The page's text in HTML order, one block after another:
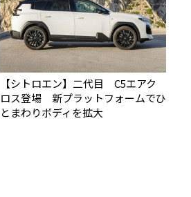
【シトロエン】二代目 C5エアク
ロス登場 新プラットフォームでひ
とまわりボディを拡大